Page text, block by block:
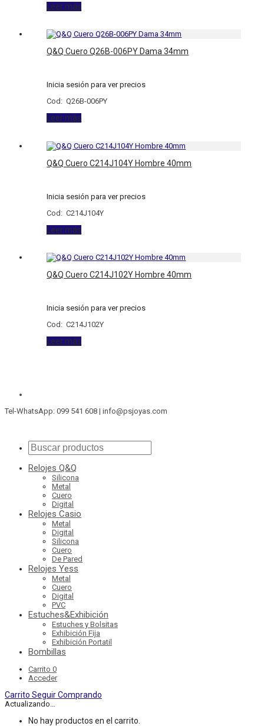
Leer más
Q&Q Cuero Q26B-006PY Dama 34mm
Inicia sesión para ver precios
Cod: Q26B-006PY
Leer más
Q&Q Cuero C214J104Y Hombre 40mm
Inicia sesión para ver precios
Cod: C214J104Y
Leer más
Q&Q Cuero C214J102Y Hombre 40mm
Inicia sesión para ver precios
Cod: C214J102Y
Leer más
Tel-WhatsApp: 099 541 608 | info@psjoyas.com
Relojes Q&Q
Silicona
Metal
Cuero
Digital
Relojes Casio
Metal
Digital
Silicona
Cuero
De Pared
Relojes Yess
Metal
Cuero
Digital
PVC
Estuches&Exhibición
Estuches y Bolsitas
Exhibición Fija
Exhibición Portatil
Bombillas
Carrito 0
Acceder
Carrito Seguir Comprando
Actualizando…
No hay productos en el carrito.